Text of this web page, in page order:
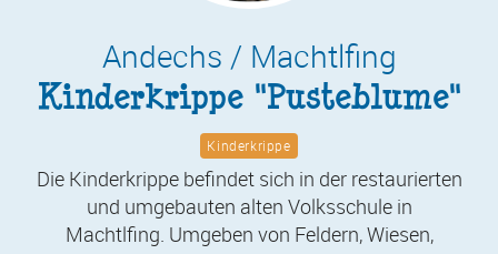
Andechs / Machtlfing
Kinderkrippe "Pusteblume"
Kinderkrippe
Die Kinderkrippe befindet sich in der restaurierten
und umgebauten alten Volksschule in
Machtlfing. Umgeben von Feldern, Wiesen,